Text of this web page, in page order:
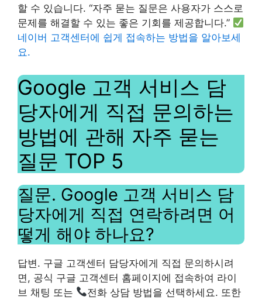
할 수 있습니다. “자주 묻는 질문은 사용자가 스스로
문제를 해결할 수 있는 좋은 기회를 제공합니다.”
네이버 고객센터에 쉽게 접속하는 방법을 알아보세
요.
Google 고객 서비스 담
당자에게 직접 문의하는
방법에 관해 자주 묻는
질문 TOP 5
질문. Google 고객 서비스 담
당자에게 직접 연락하려면 어
떻게 해야 하나요?
답변. 구글 고객센터 담당자에게 직접 문의하시려
면, 공식 구글 고객센터 홈페이지에 접속하여 라이
브 채팅 또는
전화 상담 방법을 선택하세요. 또한